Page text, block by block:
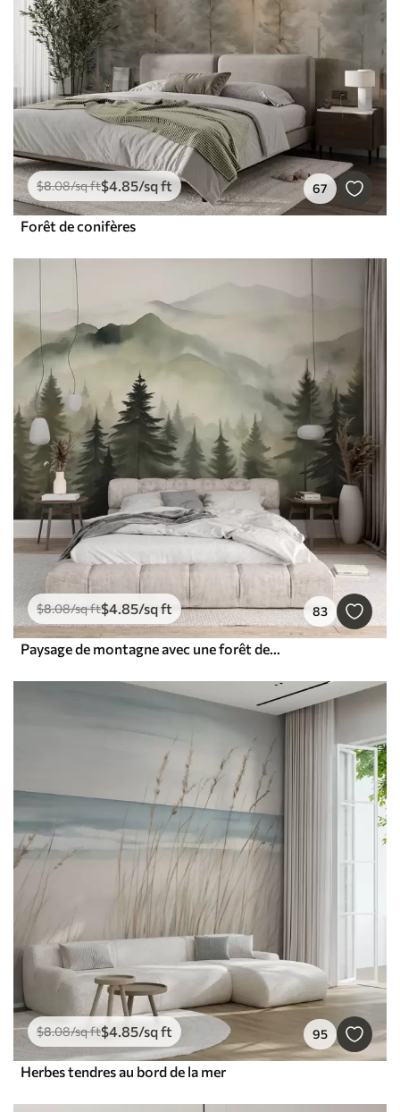
$8.08/sq ft$4.85/sq ft 67
Forêt de conifères
$8.08/sq ft$4.85/sq ft 83
Paysage de montagne avec une forêt de pins et des montagnes étagées à l'aube avec un léger brouillard aquarelle imitation art
$8.08/sq ft$4.85/sq ft 95
Herbes tendres au bord de la mer